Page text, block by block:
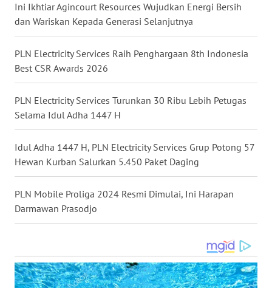
Ini Ikhtiar Agincourt Resources Wujudkan Energi Bersih
dan Wariskan Kepada Generasi Selanjutnya
PLN Electricity Services Raih Penghargaan 8th Indonesia
Best CSR Awards 2026
PLN Electricity Services Turunkan 30 Ribu Lebih Petugas
Selama Idul Adha 1447 H
Idul Adha 1447 H, PLN Electricity Services Grup Potong 57
Hewan Kurban Salurkan 5.450 Paket Daging
PLN Mobile Proliga 2024 Resmi Dimulai, Ini Harapan
Darmawan Prasodjo
WN
TAPANULI
WN
WN
WN
SIMALUNGUN
WN
LABUHANBATU
WN
TAPANULI
TENGAH